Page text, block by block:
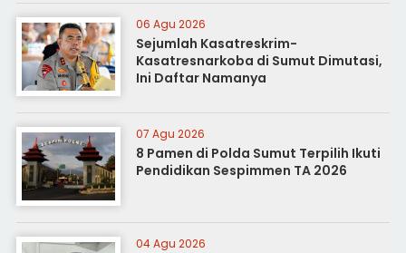
06 Agu 2026
Sejumlah Kasatreskrim-
Kasatresnarkoba di Sumut Dimutasi,
Ini Daftar Namanya
07 Agu 2026
8 Pamen di Polda Sumut Terpilih Ikuti
Pendidikan Sespimmen TA 2026
04 Agu 2026